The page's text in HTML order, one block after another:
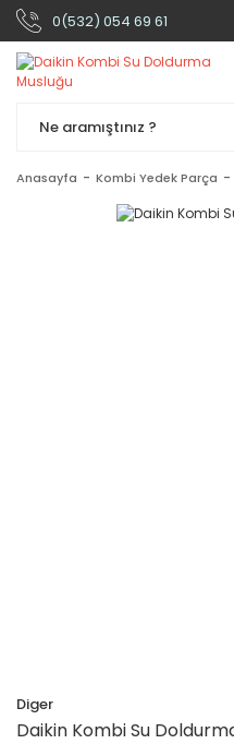
0(532) 054 69 61
Anasayfa Kombi Yedek Parça
Diger
Daikin Kombi Su